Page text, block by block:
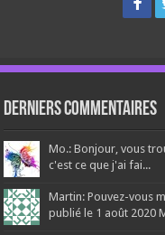
Derniers Commentaires
Mo.: Bonjour, vous
c'est ce que j'ai fai...
Martin: Pouvez-vous
publié le 1 août 2020